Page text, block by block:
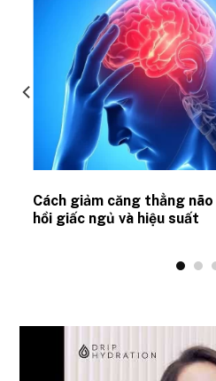
Cách giảm căng thẳng
hồi giấc ngủ và hiệu suất